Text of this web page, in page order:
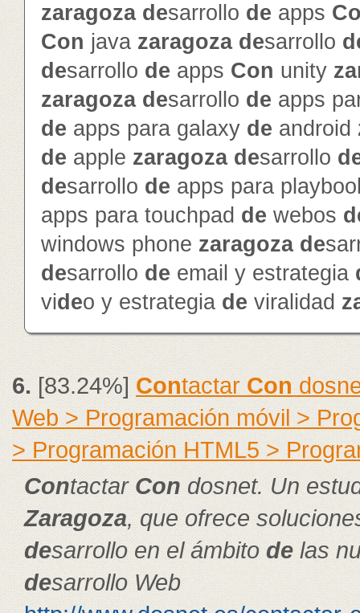
zaragoza desarrollo de apps
Con java zaragoza desarrollo
desarrollo de apps Con unity
zaragoza desarrollo de apps
de apps para galaxy de android
de apple zaragoza desarrollo
desarrollo de apps para
apps para touchpad de webos
windows phone zaragoza de
desarrollo de email y estrategia
video y estrategia de viralidad
6. [83.24%] ContactarCon
Web > Programación móvil >
> Programación HTML5 >
Contactar Condosnet. Un
Zaragoza, que ofrece
desarrollo en el ámbitodelas
desarrollo Web